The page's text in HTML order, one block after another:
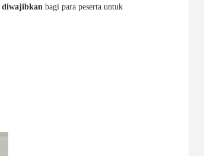
diwajibkan bagi para peserta untuk